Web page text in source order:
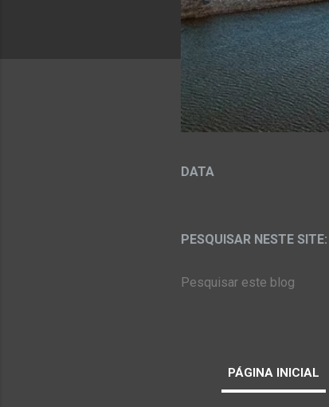
DATA
PESQUISAR NESTE
PÁGINA INICIAL